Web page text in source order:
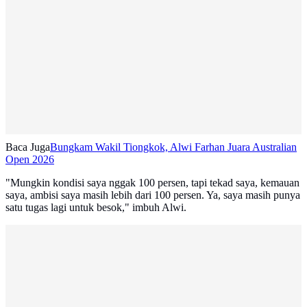
Baca JugaBungkam Wakil Tiongkok, Alwi Farhan Juara Australian
Open 2026
"Mungkin kondisi saya nggak 100 persen, tapi tekad saya, kemauan
saya, ambisi saya masih lebih dari 100 persen. Ya, saya masih punya
satu tugas lagi untuk besok," imbuh Alwi.